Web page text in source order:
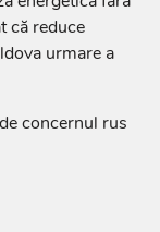
că reduce
urmare a
concernul rus